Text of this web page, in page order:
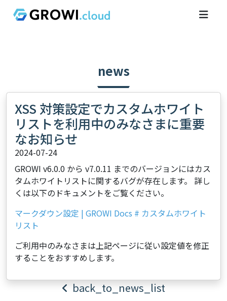
news
XSS 対策設定でカスタムホワイト
リストを利用中のみなさまに重要
なお知らせ
2024-07-24
GROWI v6.0.0 から v7.0.11 までのバージョンにはカス
タムホワイトリストに関するバグが存在します。 詳し
くは以下のドキュメントをご覧ください。
マークダウン設定 | GROWI Docs # カスタムホワイト
リスト
ご利用中のみなさまは上記ページに従い設定値を修正
することをおすすめします。
back_to_news_list